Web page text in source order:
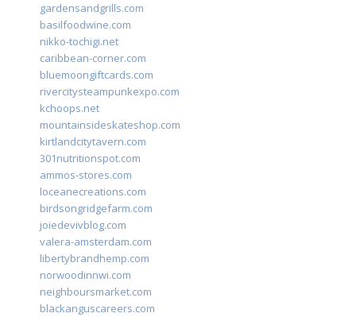
gardensandgrills.com
basilfoodwine.com
nikko-tochigi.net
caribbean-corner.com
bluemoongiftcards.com
rivercitysteampunkexpo.com
kchoops.net
mountainsideskateshop.com
kirtlandcitytavern.com
301nutritionspot.com
ammos-stores.com
loceanecreations.com
birdsongridgefarm.com
joiedevivblog.com
valera-amsterdam.com
libertybrandhemp.com
norwoodinnwi.com
neighboursmarket.com
blackanguscareers.com